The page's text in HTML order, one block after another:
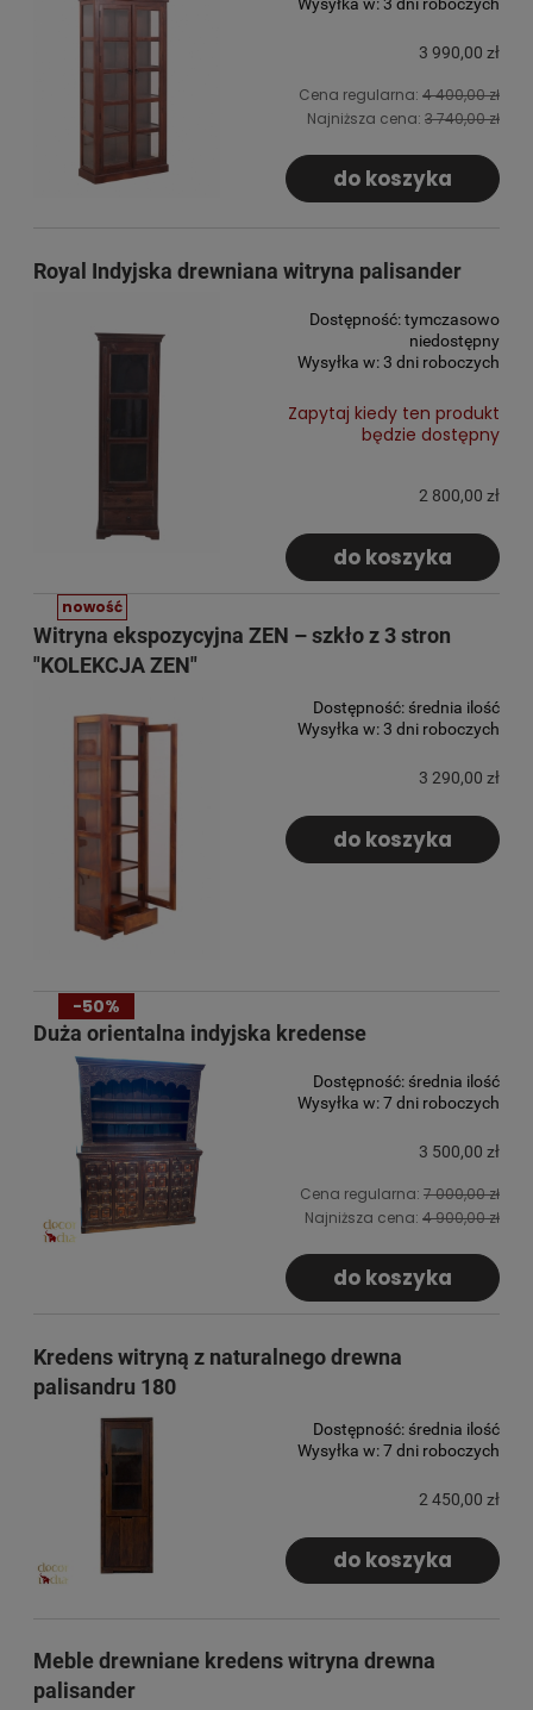
3 990,00 zł
Cena regularna: 4 400,00 zł
Najniższa cena: 3 740,00 zł
do koszyka
Royal Indyjska drewniana witryna palisander
Dostępność:tymczasowo
niedostępny
Wysyłka w:3 dni roboczych
Zapytaj kiedy ten produkt
będzie dostępny
2 800,00 zł
do koszyka
Witryna ekspozycyjna ZEN – szkło z 3 stron
"KOLEKCJA ZEN"
Dostępność: średnia ilość
Wysyłka w:3 dni roboczych
3 290,00 zł
do koszyka
nowość
Duża orientalna indyjska kredense
Dostępność: średnia ilość
Wysyłka w:7 dni roboczych
3 500,00 zł
Cena regularna: 7 000,00 zł
Najniższa cena: 4 900,00 zł
do koszyka
-50%
Kredens witryną z naturalnego drewna
palisandru 180
Dostępność: średnia ilość
Wysyłka w:7 dni roboczych
2 450,00 zł
do koszyka
Meble drewniane kredens witryna drewna
palisander